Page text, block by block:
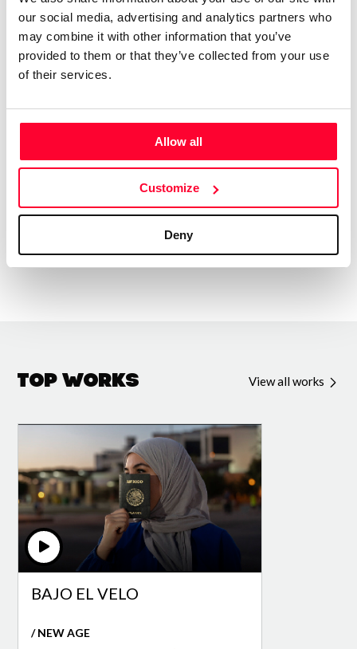
our social media, advertising and analytics partners who
may combine it with other information that you’ve
provided to them or that they’ve collected from your use
of their services.
Allow all
Customize
Deny
forme parte.
Lo que quiero a estas alturas de mi vida, es que la música
que he ido creando y grabando pase a formar parte de la de
ustedes que se queden con algo de mis numerosos temas
musicales, que los hagan suyos, porque disfrutaría de que
Top Works View all works
BAJO EL VELO
/ NEW AGE